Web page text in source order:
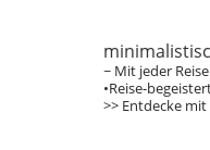
~ Mit jeder
•Reise-
>> Entdecke